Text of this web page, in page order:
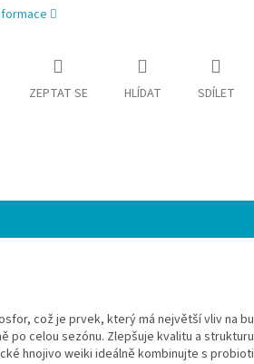
ZEPTAT SE HLÍDAT SDÍLET
což je prvek, který má největší vliv na
po celou sezónu. Zlepšuje kvalitu a
hnojivo weiki ideálně kombinujte s